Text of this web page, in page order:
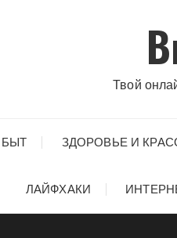
Твой
ЗДОРОВЬЕ И
ЛАЙФХАКИ